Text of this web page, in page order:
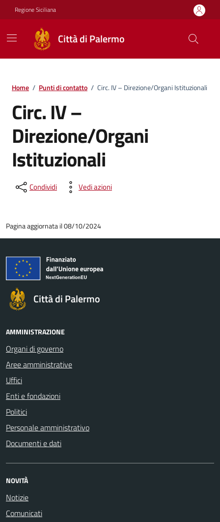
Vai ai contenuti
Vai al footer
Regione Siciliana
Città di Palermo
Home / Punti di contatto / Circ. IV – Direzione/Organi Istituzionali
Circ. IV –
Direzione/Organi
Istituzionali
Condividi Vedi azioni
Pagina aggiornata il 08/10/2024
Città di Palermo
AMMINISTRAZIONE
Organi di governo
Aree amministrative
Uffici
Enti e fondazioni
Politici
Personale amministrativo
Documenti e dati
NOVITÀ
Notizie
Comunicati